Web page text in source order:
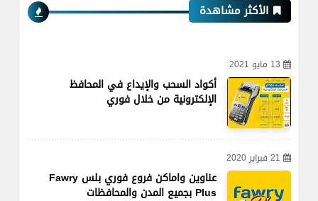
الأكثر مشاهدة
13 مايو 2021
أكواد السحب والإيداع في المحافظ
الإلكترونية من خلال فوري
21 فبراير 2020
عناوين واماكن فروع فوري بلس Fawry
Plus بجميع المدن والمحافظات